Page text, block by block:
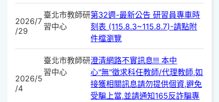
2026/7
/29
臺北市教師研
習中心
第32週-最新公告 研習員專車時
刻表 (115.8.3~115.8.7)-請點附
件檔瀏覽
2026/5
/4
臺北市教師研
習中心
澄清網路不實訊息!!! 本中
心"無"徵求科任教師/代理教師,如
接獲相關訊息請勿提供個資,避免
受騙上當.並請通知165反詐騙專